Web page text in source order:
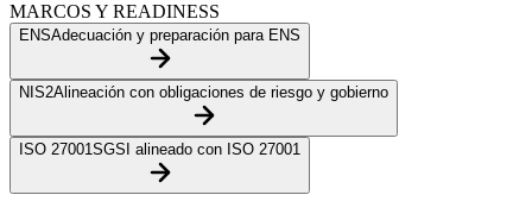
MARCOS Y READINESS
ENSAdecuación y preparación para ENS
NIS2Alineación con obligaciones de riesgo y gobierno
ISO 27001SGSI alineado con ISO 27001